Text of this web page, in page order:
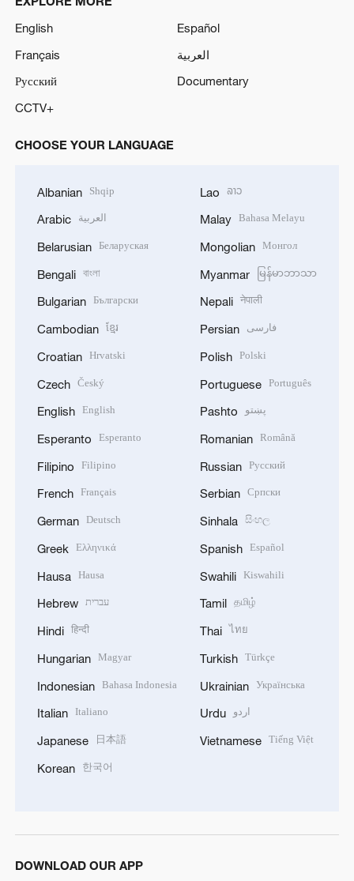
English
Español
Français
العربية
Русский
Documentary
CCTV+
CHOOSE YOUR LANGUAGE
Albanian Shqip
Arabic العربية
Belarusian Беларуская
Bengali বাংলা
Bulgarian Български
Cambodian ខ្មែរ
Croatian Hrvatski
Czech Český
English English
Esperanto Esperanto
Filipino Filipino
French Français
German Deutsch
Greek Ελληνικά
Hausa Hausa
Hebrew עברית
Hindi हिन्दी
Hungarian Magyar
Indonesian Bahasa Indonesia
Italian Italiano
Japanese 日本語
Korean 한국어
Lao ລາວ
Malay Bahasa Melayu
Mongolian Монгол
Myanmar မြန်မာဘာသာ
Nepali नेपाली
Persian فارسی
Polish Polski
Portuguese Português
Pashto پښتو
Romanian Română
Russian Русский
Serbian Српски
Sinhala සිංහල
Spanish Español
Swahili Kiswahili
Tamil தமிழ்
Thai ไทย
Turkish Türkçe
Ukrainian Українська
Urdu اردو
Vietnamese Tiếng Việt
DOWNLOAD OUR APP